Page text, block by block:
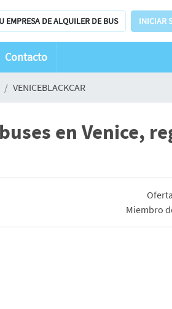
EMPRESA DE ALQUILER DE BUS INICIAR
Contacto
VENICEBLACKCAR
en Venice,
Miembro